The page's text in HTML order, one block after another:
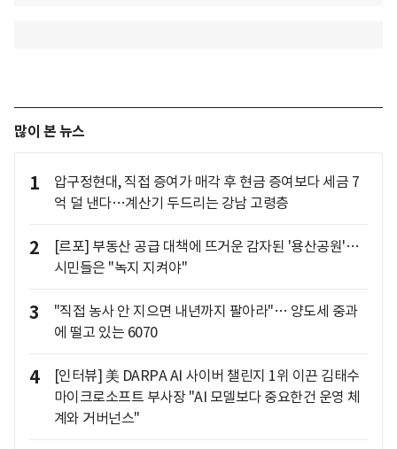
많이 본 뉴스
1
압구정현대, 직접 증여가 매각 후 현금 증여보다 세금 7
억 덜 낸다…계산기 두드리는 강남 고령층
2
[르포] 부동산 공급 대책에 뜨거운 감자된 '용산공원'…
시민들은 "녹지 지켜야"
3
"직접 농사 안 지으면 내년까지 팔아라"… 양도세 중과
에 떨고 있는 6070
4
[인터뷰] 美 DARPA AI 사이버 챌린지 1위 이끈 김태수
마이크로소프트 부사장 "AI 모델보다 중요한건 운영 체
계와 거버넌스"